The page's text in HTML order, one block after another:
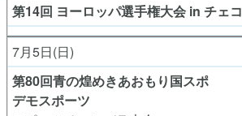
第14回 ヨーロッパ選手権大会 in チェコ
7月5日(日)
第80回青の煌めきあおもり国スポ
デモスポーツ